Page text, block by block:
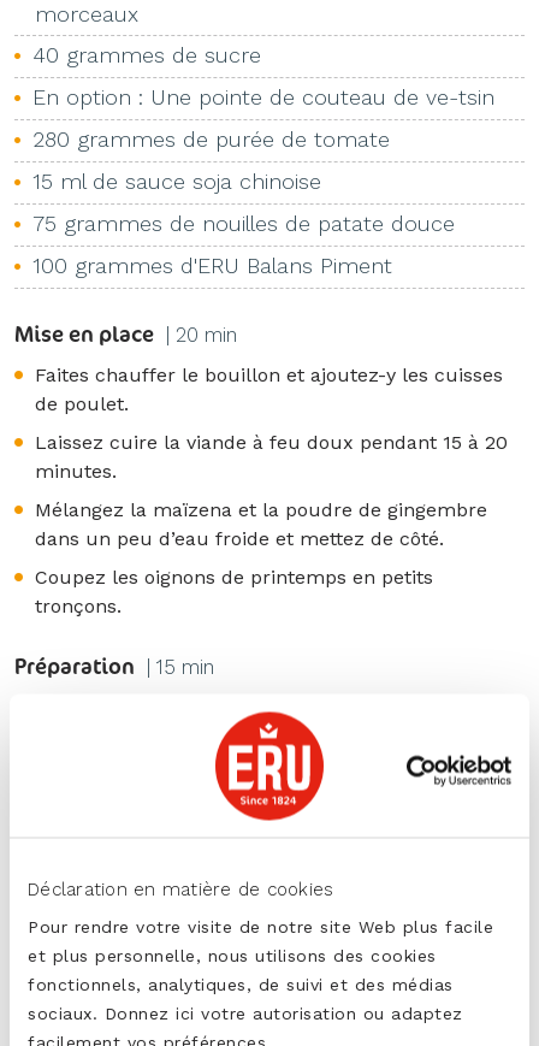
Déclaration en matière de cookies
Pour rendre votre visite de notre site Web plus facile
et plus personnelle, nous utilisons des cookies
fonctionnels, analytiques, de suivi et des médias
sociaux. Donnez ici votre autorisation ou adaptez
facilement vos préférences.
morceaux
40 grammes de sucre
En option : Une pointe de couteau de ve-tsin
280 grammes de purée de tomate
15 ml de sauce soja chinoise
75 grammes de nouilles de patate douce
100 grammes d'ERU Balans Piment
Mise en place | 20 min
Faites chauffer le bouillon et ajoutez-y les cuisses
de poulet.
Laissez cuire la viande à feu doux pendant 15 à 20
minutes.
Mélangez la maïzena et la poudre de gingembre
dans un peu d’eau froide et mettez de côté.
Coupez les oignons de printemps en petits
tronçons.
Préparation | 15 min
Retirez la viande du bouillon et coupez-la en petits
Ajoutez la compote de pommes, le sucre, le
glutamate, la purée de tomates et la sauce soja au
bouillon soit bien lié.
Ajoutez les vermicelles et les morceaux de poulet.
Tout en remuant, ajoutez le mélange
maïzena/poudre de gingembre et l’ERU Balans
Piment dans la soupe.